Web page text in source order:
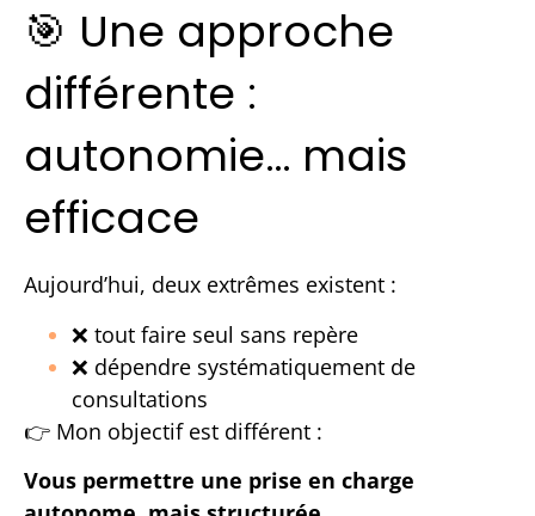
🎯 Une approche
différente :
autonomie… mais
efficace
Aujourd’hui, deux extrêmes existent :
❌ tout faire seul sans repère
❌ dépendre systématiquement de
consultations
👉 Mon objectif est différent :
Vous permettre une prise en charge